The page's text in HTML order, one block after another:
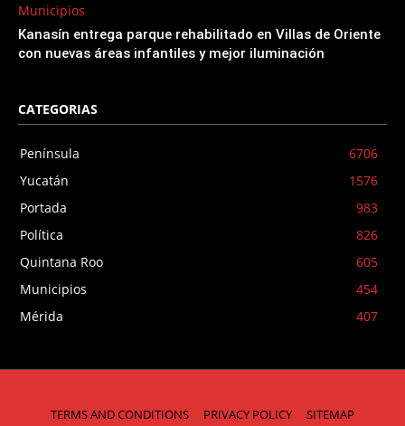
Municipios
Kanasín entrega parque rehabilitado en Villas de Oriente
con nuevas áreas infantiles y mejor iluminación
CATEGORIAS
Península
6706
Yucatán
1576
Portada
983
Política
826
Quintana Roo
605
Municipios
454
Mérida
407
TERMS AND CONDITIONS PRIVACY POLICY SITEMAP